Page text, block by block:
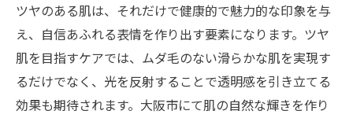
ツヤのある肌は、それだけで健康的で魅力的な印象を与
え、自信あふれる表情を作り出す要素になります。ツヤ
肌を目指すケアでは、ムダ毛のない滑らかな肌を実現す
るだけでなく、光を反射することで透明感を引き立てる
効果も期待されます。大阪市にて肌の自然な輝きを作り